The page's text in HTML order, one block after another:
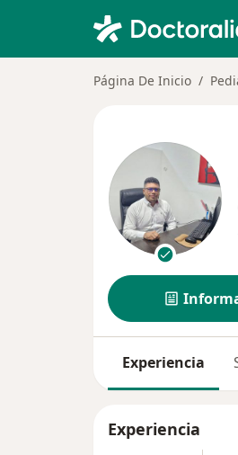
Página De Inicio
Experiencia
Experiencia